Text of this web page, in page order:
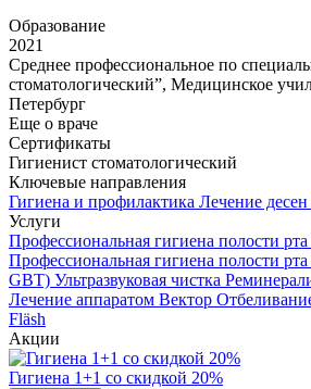
Образование
2021
Среднее профессиональное по
стоматологический”, Медицинское
Петербург
Еще о враче
Сертификаты
Гигиенист стоматологический
Ключевые направления
Гигиена и профилактика Лечение десен
Услуги
Профессиональная гигиена полости рта
Профессиональная гигиена полости
GBT) Ультразвуковая чистка
Лечение аппаратом Вектор
Fläsh
Акции
Гигиена 1+1 со скидкой 20%